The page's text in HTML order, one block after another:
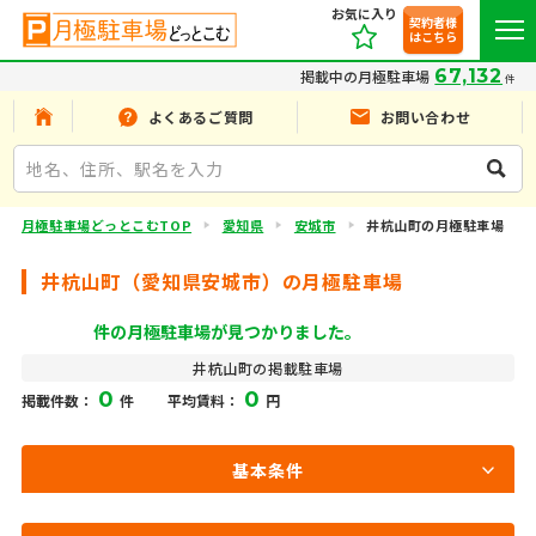
お気に入り
契約者様
はこちら
掲載中の月極駐車場 67,132 件
よくあるご質問 お問い合わせ
月極駐車場どっとこむTOP 愛知県 安城市 井杭山町の月極駐車場
井杭山町（愛知県安城市）の月極駐車場
件の月極駐車場が見つかりました。
井杭山町の掲載駐車場
掲載件数： 0 件 平均賃料： 0 円
基本条件